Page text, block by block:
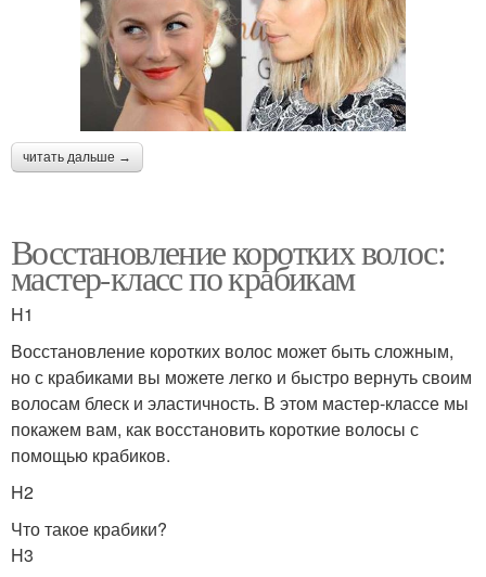
читать дальше →
Восстановление коротких волос:
мастер-класс по крабикам
H1
Восстановление коротких волос может быть сложным,
но с крабиками вы можете легко и быстро вернуть своим
волосам блеск и эластичность. В этом мастер-классе мы
покажем вам, как восстановить короткие волосы с
помощью крабиков.
H2
Что такое крабики?
H3